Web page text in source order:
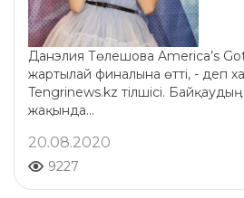
Данэлия Төлешова America’s
жартылай финалына өтті, - деп
Tengrinews.kz тілшісі.
жақында...
20.08.2020
9227